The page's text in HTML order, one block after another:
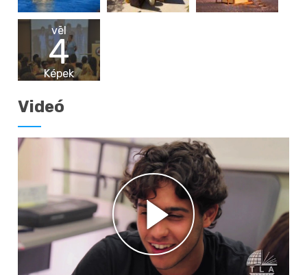
vēl
4
Képek
Videó